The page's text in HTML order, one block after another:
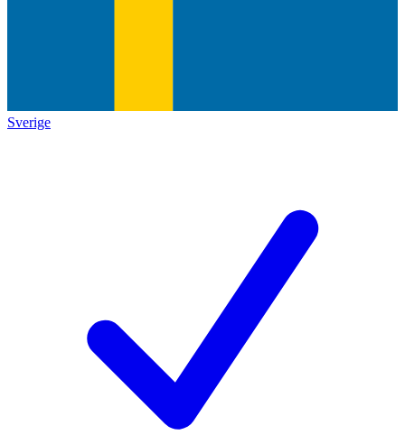
Sverige